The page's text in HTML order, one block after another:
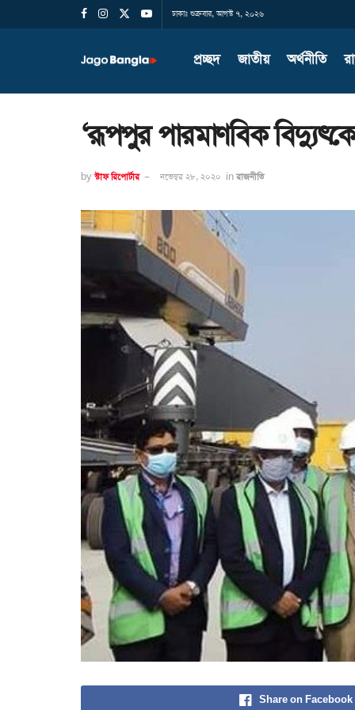
ঢাকাঃ শুক্রবার, আগস্ট ৭, ২০২৬
প্রচ্ছদ জাতীয় অর্থনীতি
‘রূপপুর পারমাণবিক
by স্টাফ রিপোর্টার নভেম্বর ২৮, ২০২০ in রাজনীতি
Share on Facebook